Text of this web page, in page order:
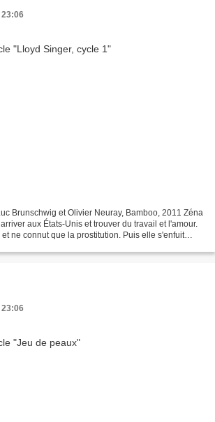
23:06
Brunschwig et Olivier Neuray, Bamboo, 2011 Zéna
aux États-Unis et trouver du travail et l'amour.
ne connut que la prostitution. Puis elle s'enfuit
23:06